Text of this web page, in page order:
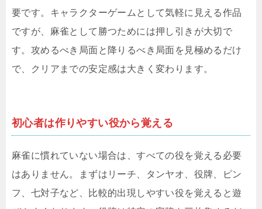
要です。キャラクターゲームとして気軽に見える作品
ですが、麻雀として勝つためには押し引きが大切で
す。攻めるべき局面と降りるべき局面を見極めるだけ
で、クリアまでの安定感は大きく変わります。
初心者は作りやすい役から覚える
麻雀に慣れていない場合は、すべての役を覚える必要
はありません。まずはリーチ、タンヤオ、役牌、ピン
フ、七対子など、比較的出現しやすい役を覚えると遊